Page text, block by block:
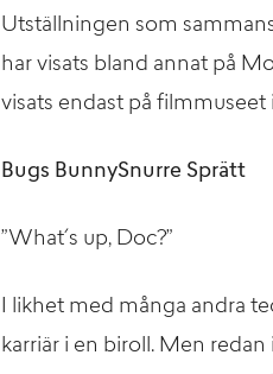
Utställningen som
har visats bland annat på
visats endast på filmmuseet
Bugs BunnySnurre Sprätt
”What´s up, Doc?”
I likhet med många andra
karriär i en biroll. Men